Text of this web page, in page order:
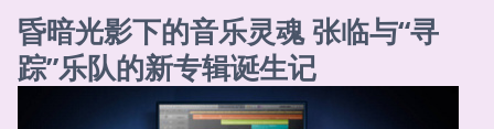
昏暗光影下的音乐灵魂 张临与“寻
踪”乐队的新专辑诞生记